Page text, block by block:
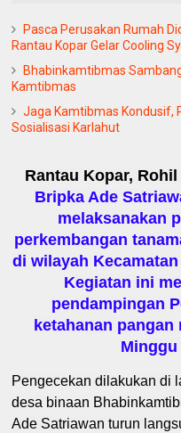
Pasca Perusakan Rumah
Rantau Kopar Gelar Cooling
Bhabinkamtibmas
Kamtibmas
Jaga Kamtibmas Kondusif,
Sosialisasi Karlahut
Rantau Kopar, Rohil
Bripka Ade
melaksanakan
perkembangan
di wilayah
Kegiatan ini
pendampingan
ketahanan
Minggu
Pengecekan dilakukan di
desa binaan
Ade Satriawan turun